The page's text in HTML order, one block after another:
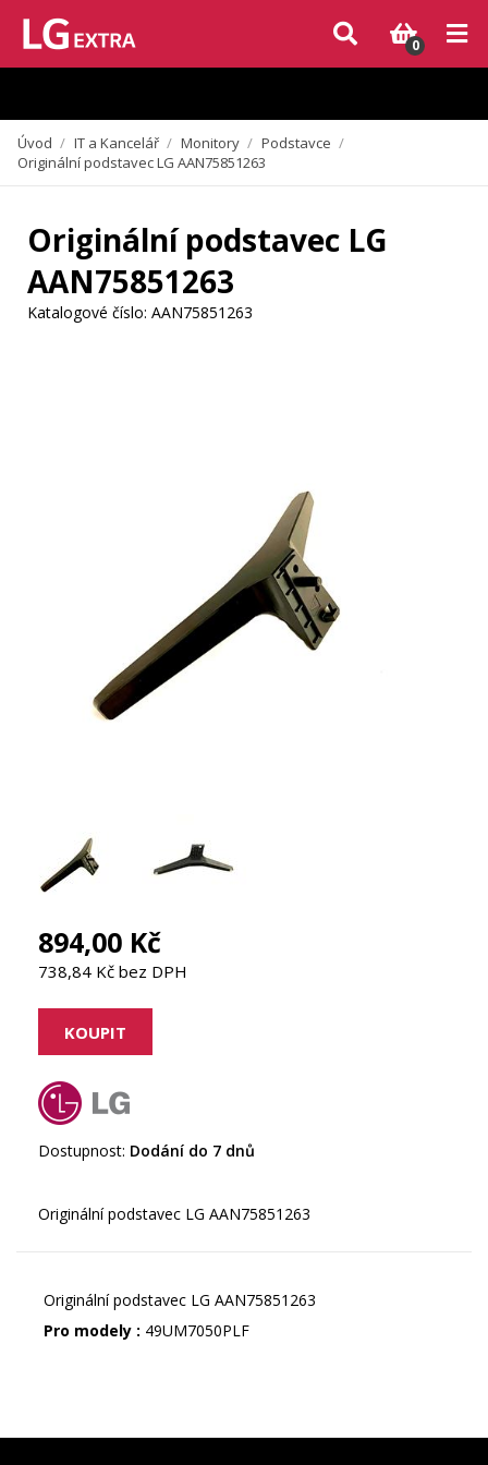
Vzhledem k aktuální situaci se může dodání dílů, které nejsou skladem,
zpozdit. Děkujeme za pochopení.
0
Úvod / IT a Kancelář / Monitory / Podstavce /
Originální podstavec LG AAN75851263
Originální podstavec LG
AAN75851263
Katalogové číslo: AAN75851263
894,00 Kč
738,84 Kč bez DPH
Dostupnost: Dodání do 7 dnů
Originální podstavec LG AAN75851263
Pro modely : 49UM7050PLF